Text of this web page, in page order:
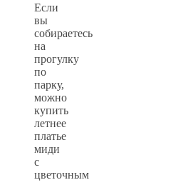
Если
вы
собираетесь
на
прогулку
по
парку,
можно
купить
летнее
платье
миди
с
цветочным